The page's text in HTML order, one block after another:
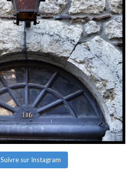
Suivre sur Instagram